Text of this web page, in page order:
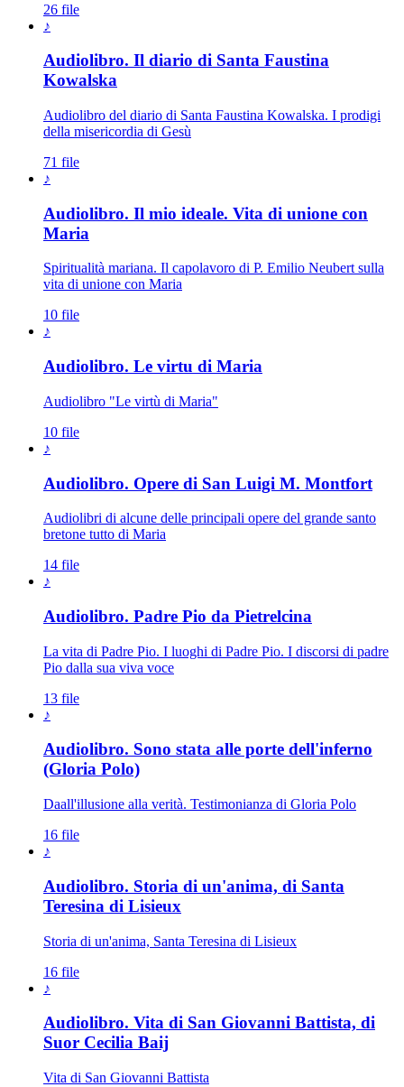
26 file
♪
Audiolibro. Il diario di Santa Faustina
Kowalska
Audiolibro del diario di Santa Faustina Kowalska. I prodigi
della misericordia di Gesù
71 file
♪
Audiolibro. Il mio ideale. Vita di unione con
Maria
Spiritualità mariana. Il capolavoro di P. Emilio Neubert sulla
vita di unione con Maria
10 file
♪
Audiolibro. Le virtu di Maria
Audiolibro "Le virtù di Maria"
10 file
♪
Audiolibro. Opere di San Luigi M. Montfort
Audiolibri di alcune delle principali opere del grande santo
bretone tutto di Maria
14 file
♪
Audiolibro. Padre Pio da Pietrelcina
La vita di Padre Pio. I luoghi di Padre Pio. I discorsi di padre
Pio dalla sua viva voce
13 file
♪
Audiolibro. Sono stata alle porte dell'inferno
(Gloria Polo)Novissimi · Morte · Giudizio ·
Daall'illusione alla verità. Testimonianza di Gloria Polo
16 file
♪
Audiolibro. Storia di un'anima, di Santa
Teresina di Lisieux
Storia di un'anima, Santa Teresina di Lisieux
16 file
♪
Audiolibro. Vita di San Giovanni Battista, di
Suor Cecilia Baij
Vita di San Giovanni Battista